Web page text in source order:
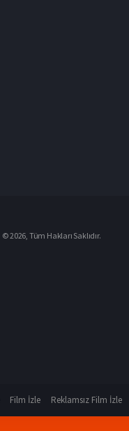
© 2026, Tüm Hakları Saklıdır.
Film İzle Reklamsız Film İzle